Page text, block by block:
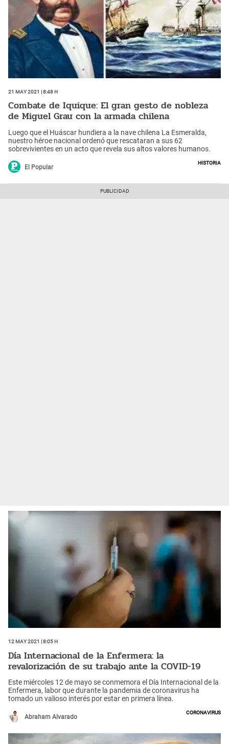
21 May 2021 | 8:48 h
Combate de Iquique: El gran gesto de nobleza
de Miguel Grau con la armada chilena
Luego que el Huáscar hundiera a la nave chilena La Esmeralda,
nuestro héroe nacional ordenó que rescataran a sus 62
sobrevivientes en un acto que revela sus altos valores humanos.
El Popular
Historia
12 May 2021 | 8:05 h
Día Internacional de la Enfermera: la
revalorización de su trabajo ante la COVID-19
Este miércoles 12 de mayo se conmemora el Día Internacional de la
Enfermera, labor que durante la pandemia de coronavirus ha
tomado un valioso interés por estar en primera línea.
Abraham Alvarado
Coronavirus